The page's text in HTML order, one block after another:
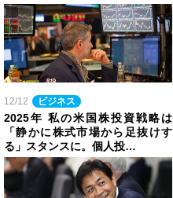
12/12 ビジネス
2025年 私の米国株投資戦略は
「静かに株式市場から足抜けす
る」スタンスに。個人投…